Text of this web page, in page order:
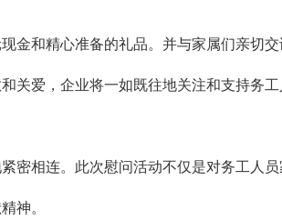
金和精心准备的礼品。并与家属们亲切交
关爱，企业将一如既往地关注和支持务
密相连。此次慰问活动不仅是对务工人
神。